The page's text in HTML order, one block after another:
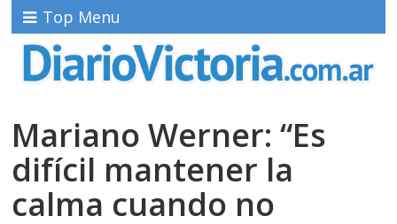
Top Menu
Mariano Werner: “Es
difícil mantener la
calma cuando no